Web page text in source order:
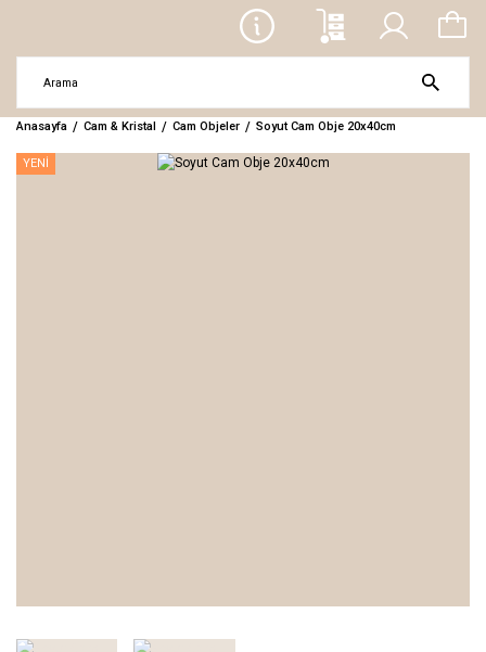
Anasayfa Cam & Kristal Cam Objeler Soyut Cam Obje 20x40cm
YENİ